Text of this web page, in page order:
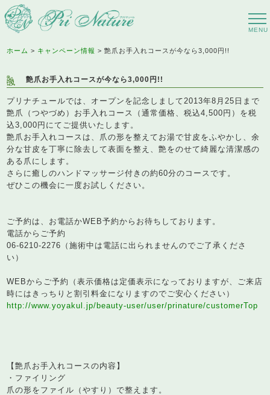
ホーム キャンペーン情報 艶爪お手入れコースが今なら3,000円!!
艶爪お手入れコースが今なら3,000円!!
プリナチュールでは、オープンを記念しまして2013年8月25日まで
艶爪（つやづめ）お手入れコース（通常価格、税込4,500円）を税
込3,000円にてご提供いたします。
艶爪お手入れコースは、爪の形を整えてお湯で甘皮をふやかし、余
分な甘皮を丁寧に除去して表面を整え、艶をのせて綺麗な清潔感の
ある爪にします。
さらに癒しのハンドマッサージ付きの約60分のコースです。
ぜひこの機会に一度お試しください。
ご予約は、お電話かWEB予約からお待ちしております。
電話からご予約
06-6210-2276（施術中は電話に出られませんのでご了承くださ
い）
WEBからご予約（表示価格は定価表示になっておりますが、ご来店
時にはきっちりと割引料金になりますのでご安心ください）
http://www.yoyakul.jp/beauty-user/user/prinature/customerTop
【艶爪お手入れコースの内容】
・ファイリング
爪の形をファイル（やすり）で整えます。